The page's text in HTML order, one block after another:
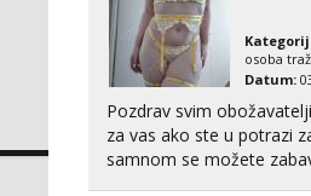
Tel:
tel:0,93€ -
Čekam tvoj
Tel:064/677-
tel:0,93€ -
osoba
Datum:
Pozdrav svim
za vas ako ste u potrazi
samnom se možete